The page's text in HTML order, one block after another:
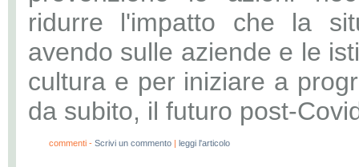
ridurre l'impatto che la
avendo sulle aziende e le
cultura e per iniziare a
da subito, il futuro post-
commenti - Scrivi un commento | leggi l'articolo